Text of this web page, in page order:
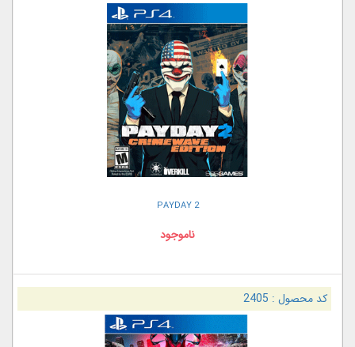
PAYDAY 2
ناموجود
کد محصول : 2405